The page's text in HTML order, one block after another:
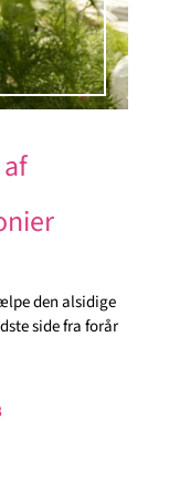
den alsidige
side fra forår